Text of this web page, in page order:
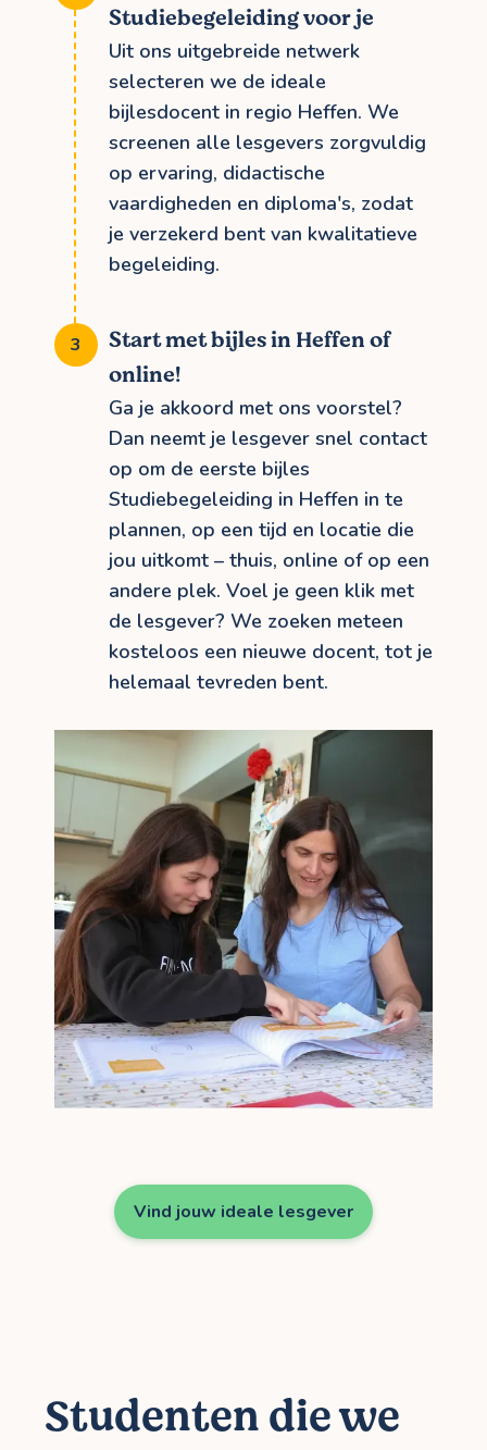
Studiebegeleiding voor je
Uit ons uitgebreide netwerk
selecteren we de ideale
bijlesdocent in regio Heffen. We
screenen alle lesgevers zorgvuldig
op ervaring, didactische
vaardigheden en diploma's, zodat
je verzekerd bent van kwalitatieve
begeleiding.
Start met bijles in Heffen of
online!
Ga je akkoord met ons voorstel?
Dan neemt je lesgever snel contact
op om de eerste bijles
Studiebegeleiding in Heffen in te
plannen, op een tijd en locatie die
jou uitkomt – thuis, online of op een
andere plek. Voel je geen klik met
de lesgever? We zoeken meteen
kosteloos een nieuwe docent, tot je
helemaal tevreden bent.
Vind jouw ideale lesgever
Studenten die we